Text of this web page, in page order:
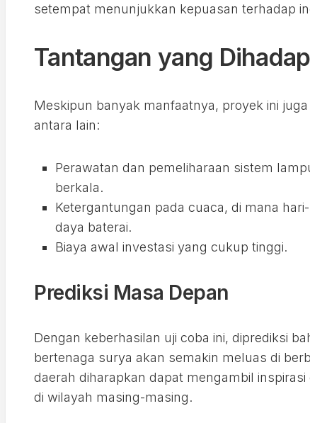
setempat menunjukkan kepuasan terhadap
Tantangan yang
Meskipun banyak manfaatnya, proyek ini
antara lain:
Perawatan dan pemeliharaan sistem
berkala.
Ketergantungan pada cuaca, di mana
daya baterai.
Biaya awal investasi yang cukup tinggi.
Prediksi Masa Depan
Dengan keberhasilan uji coba ini, diprediksi
bertenaga surya akan semakin meluas di
daerah diharapkan dapat mengambil
di wilayah masing-masing.